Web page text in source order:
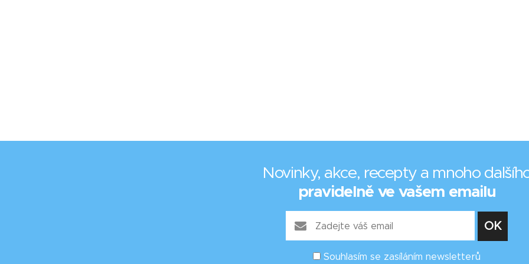
Novinky, akce, recepty a mnoho
pravidelně ve vašem emailu
Souhlasím se zasíláním newsletterů